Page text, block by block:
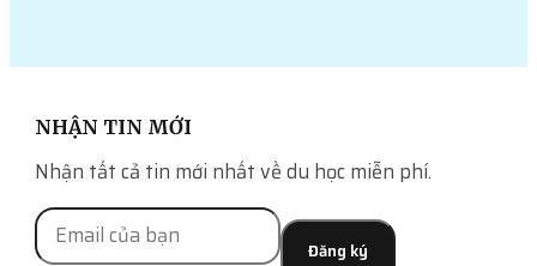
NHẬN TIN MỚI
Nhận tất cả tin mới nhất về du học miễn phí.
Đăng ký